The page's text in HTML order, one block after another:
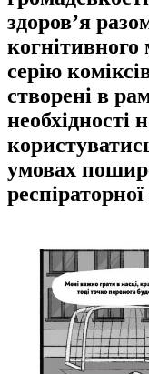
здоров’я
серію
створені в
необхідності
умовах